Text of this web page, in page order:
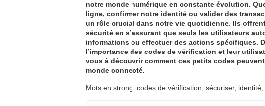
notre monde numérique en constante évolution.
ligne, confirmer notre identité ou valider des
un rôle crucial dans notre vie quotidienne. Ils
sécurité en s’assurant que seuls les utilisateurs
informations ou effectuer des actions spécifiques.
l’importance des codes de vérification et leur
vous à découvrir comment ces petits codes
monde connecté.
Mots en strong: codes de vérification, sécuriser, identité,